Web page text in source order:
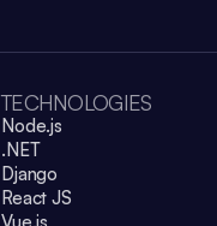
TECHNOLOGIES
Node.js
.NET
Django
React JS